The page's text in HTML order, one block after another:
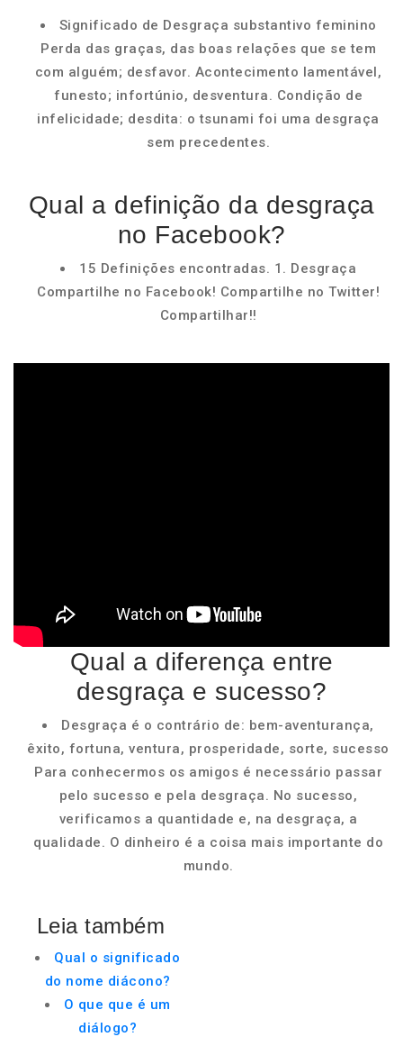
Significado de Desgraça substantivo feminino
Perda das graças, das boas relações que se tem
com alguém; desfavor. Acontecimento lamentável,
funesto; infortúnio, desventura. Condição de
infelicidade; desdita: o tsunami foi uma desgraça
sem precedentes.
Qual a definição da desgraça
no Facebook?
15 Definições encontradas. 1. Desgraça
Compartilhe no Facebook! Compartilhe no Twitter!
Compartilhar!!
Qual a diferença entre
desgraça e sucesso?
Desgraça é o contrário de: bem-aventurança,
êxito, fortuna, ventura, prosperidade, sorte, sucesso
Para conhecermos os amigos é necessário passar
pelo sucesso e pela desgraça. No sucesso,
verificamos a quantidade e, na desgraça, a
qualidade. O dinheiro é a coisa mais importante do
mundo.
Leia também
Qual o significado
do nome diácono?
O que que é um
diálogo?